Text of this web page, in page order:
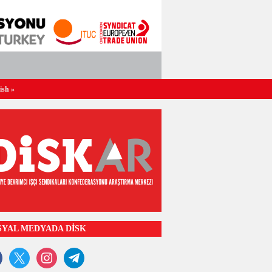
»
MEDYADA DİSK
x instagramtelegram